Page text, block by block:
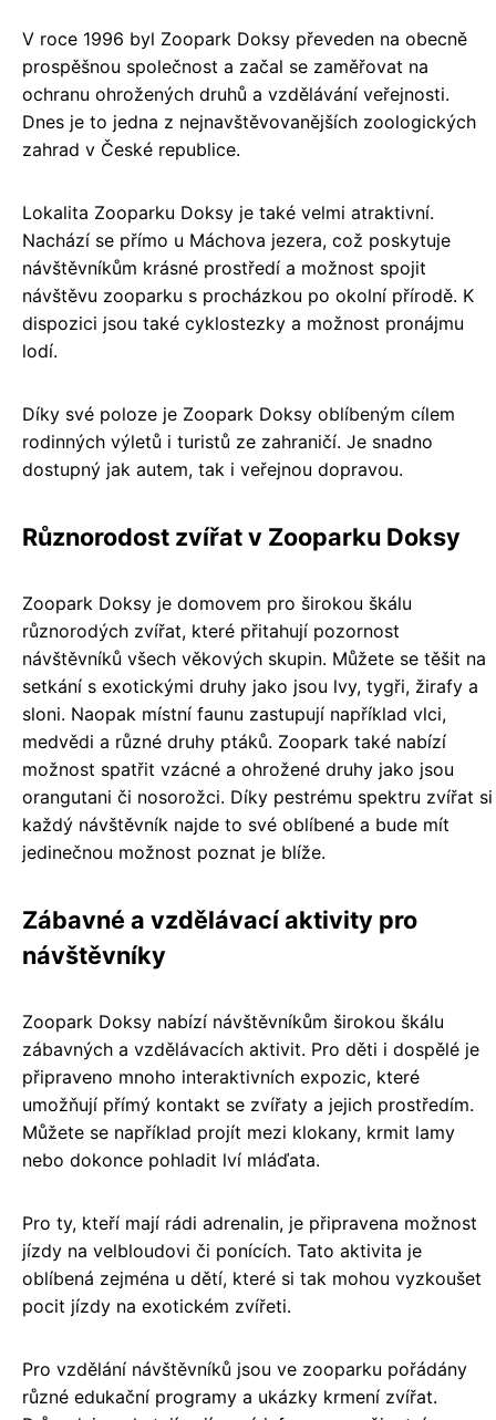
V roce 1996 byl Zoopark Doksy převeden na obecně
prospěšnou společnost a začal se zaměřovat na
ochranu ohrožených druhů a vzdělávání veřejnosti.
Dnes je to jedna z nejnavštěvovanějších zoologických
zahrad v České republice.
Lokalita Zooparku Doksy je také velmi atraktivní.
Nachází se přímo u Máchova jezera, což poskytuje
návštěvníkům krásné prostředí a možnost spojit
návštěvu zooparku s procházkou po okolní přírodě. K
dispozici jsou také cyklostezky a možnost pronájmu
lodí.
Díky své poloze je Zoopark Doksy oblíbeným cílem
rodinných výletů i turistů ze zahraničí. Je snadno
dostupný jak autem, tak i veřejnou dopravou.
Různorodost zvířat v Zooparku Doksy
Zoopark Doksy je domovem pro širokou škálu
různorodých zvířat, které přitahují pozornost
návštěvníků všech věkových skupin. Můžete se těšit na
setkání s exotickými druhy jako jsou lvy, tygři, žirafy a
sloni. Naopak místní faunu zastupují například vlci,
medvědi a různé druhy ptáků. Zoopark také nabízí
možnost spatřit vzácné a ohrožené druhy jako jsou
orangutani či nosorožci. Díky pestrému spektru zvířat si
každý návštěvník najde to své oblíbené a bude mít
jedinečnou možnost poznat je blíže.
Zábavné a vzdělávací aktivity pro
návštěvníky
Zoopark Doksy nabízí návštěvníkům širokou škálu
zábavných a vzdělávacích aktivit. Pro děti i dospělé je
připraveno mnoho interaktivních expozic, které
umožňují přímý kontakt se zvířaty a jejich prostředím.
Můžete se například projít mezi klokany, krmit lamy
nebo dokonce pohladit lví mláďata.
Pro ty, kteří mají rádi adrenalin, je připravena možnost
jízdy na velbloudovi či ponících. Tato aktivita je
oblíbená zejména u dětí, které si tak mohou vyzkoušet
pocit jízdy na exotickém zvířeti.
Pro vzdělání návštěvníků jsou ve zooparku pořádány
různé edukační programy a ukázky krmení zvířat.